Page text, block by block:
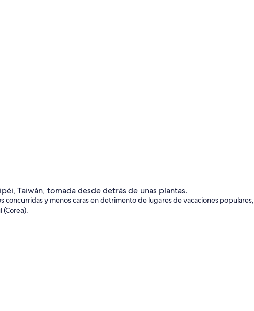
concurridas y menos caras en detrimento de lugares de vacaciones populares,
(Corea).